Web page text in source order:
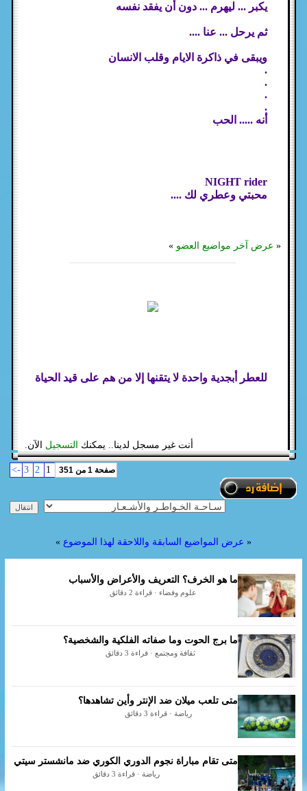
يكبر ... ليهرم ... دون أن يفقد نفسه
ثم يرحل ... عنا ....
ويبقى في ذاكرة الايام وقلب الانسان
.
.
.
.
أنه ..... الحب
NIGHT rider
محبتي وعطري لك ....
« عرض آخر مواضيع العضو »
للعطر أبجدية واحدة لا يتقنها إلا من هم على قيد الحياة
أنت غير مسجل لدينا.. يمكنك التسجيل الآن.
صفحة 1 من 351 ->
« عرض المواضيع السابقة واللاحقة لهذا الموضوع »
ما هو الخرف؟ التعريف والأعراض والأسباب
علوم وفضاء · قراءة 2 دقائق
ما برج الحوت وما صفاته الفلكية والشخصية؟
ثقافة ومجتمع · قراءة 3 دقائق
متى تلعب ميلان ضد الإنتر وأين تشاهدها؟
رياضة · قراءة 3 دقائق
متى تقام مباراة نجوم الدوري الكوري ضد مانشستر سيتي
رياضة · قراءة 3 دقائق